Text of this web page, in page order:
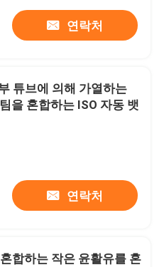
연락처
튜브에 의해 가열하는
을 혼합하는 ISO 자동 뱃
연락처
합하는 작은 윤활유를 혼